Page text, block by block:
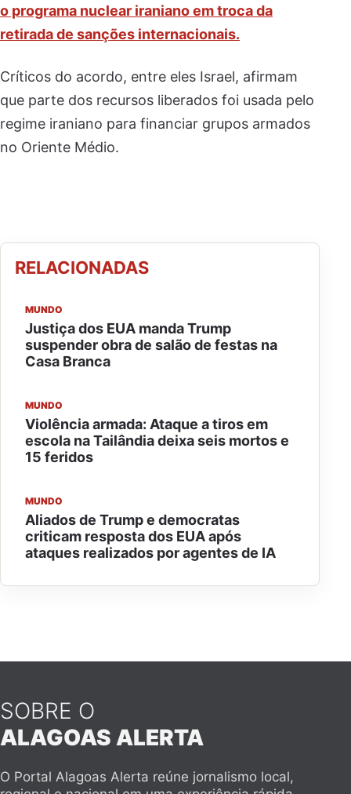
o programa nuclear iraniano em troca da
retirada de sanções internacionais.
Críticos do acordo, entre eles Israel, afirmam
que parte dos recursos liberados foi usada pelo
regime iraniano para financiar grupos armados
no Oriente Médio.
RELACIONADAS
MUNDO
Justiça dos EUA manda Trump
suspender obra de salão de festas na
Casa Branca
MUNDO
Violência armada: Ataque a tiros em
escola na Tailândia deixa seis mortos e
15 feridos
MUNDO
Aliados de Trump e democratas
criticam resposta dos EUA após
ataques realizados por agentes de IA
SOBRE O
ALAGOAS ALERTA
O Portal Alagoas Alerta reúne jornalismo local,